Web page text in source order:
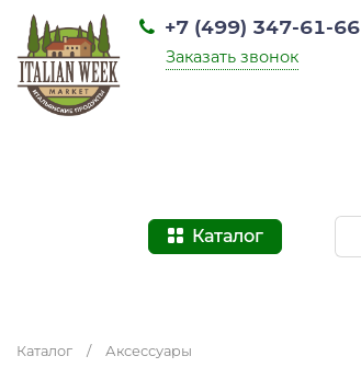
+7 (499) 347-61-66
Заказать звонок
Каталог
Каталог / Аксессуары